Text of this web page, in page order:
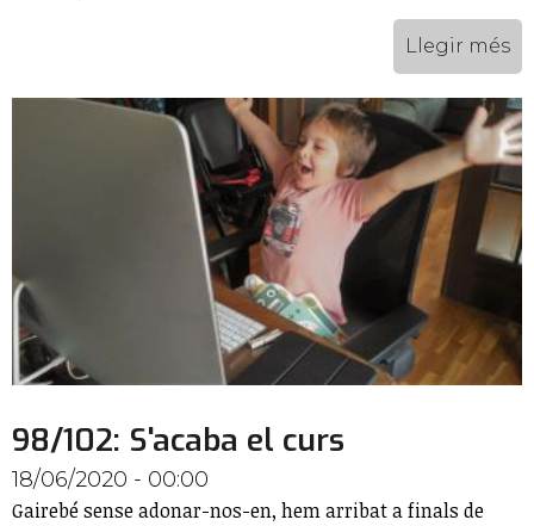
Llegir més
98/102: S'acaba el curs
18/06/2020 - 00:00
Gairebé sense adonar-nos-en, hem arribat a finals de